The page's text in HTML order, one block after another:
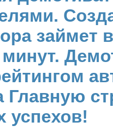
займет
минут.
Главную
успехов!